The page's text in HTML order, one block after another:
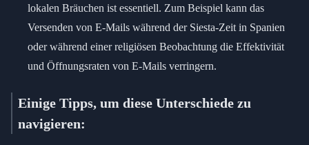
lokalen Bräuchen ist essentiell. Zum Beispiel kann das
Versenden von E-Mails während der Siesta-Zeit in Spanien
oder während einer religiösen Beobachtung die Effektivität
und Öffnungsraten von E-Mails verringern.
Einige Tipps, um diese Unterschiede zu
navigieren: